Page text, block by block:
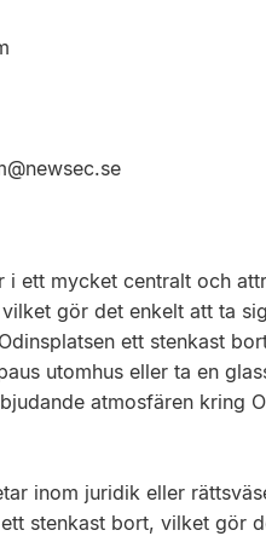
i ett mycket centralt och
gör det enkelt att ta
ett stenkast
utomhus eller ta en
atmosfären kring
inom juridik eller
stenkast bort, vilket gör